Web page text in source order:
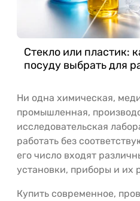
Стекло или пластик:
посуду выбрать для
Ни одна химическая,
промышленная,
исследовательская
работать без
его число входят
установки, приборы и их
Купить современное,